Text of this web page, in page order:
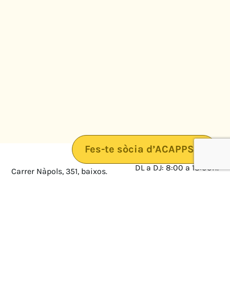
Fes-te sòcia d’ACAPPS
Carrer Nàpols, 351, baixos.
08025 · Barcelona
DL a DJ: 8:00 a 18:00h.